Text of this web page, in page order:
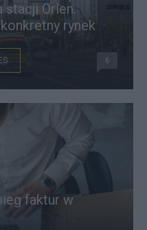
stacji Orlen.
rynek
6
faktur w